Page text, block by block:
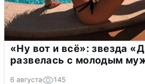
«Ну вот и всё»: звезда
развелась с молодым
6 августа 145